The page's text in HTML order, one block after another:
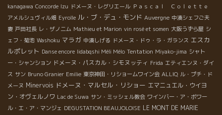
kanagawa Concorde Izu ドメーヌ・レグリエール Ｐａｓｃａｌ Ｃｏｌｅｔｔｅ
アメルシュヴィル畑 Eyrolle ル・ブ・デュ・モンド Auvergne 中湊シェフご夫
妻 戸田社長 レ・ザノ二ム Mathieu et Marion vin rosé et somen 大阪うずら屋 シ
ェフ・菊池 Washoku マラガ 中湊しげる ドメーヌ・ドゥ・ラ・ガランス エスカ
ルポレット Danse encore Iidabqshi Méli Mélo Tentation Miyako-jima シャト
ー・シャンション ドメーヌ・パスカル・シモヌッティ Frida エティエンヌ・ダイ
ス サン Bruno Granier Emilie 東京神田・リショームワイン会 ALLIQ ル・プチ・ド
メーヌ Minervois ドメーヌ・マルセル・リショー エマニュエル・ウイヨ
ン・オヴェルノワ Lac de Suwa サン・ミッシェル教会 ワインバー・ア・ボワー
ル・エ・ア・マンジェ DEGUSTATION BEAUJOLOISE LE MONT DE MARIE